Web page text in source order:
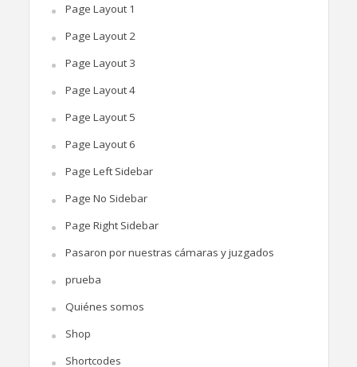
Page Layout 1
Page Layout 2
Page Layout 3
Page Layout 4
Page Layout 5
Page Layout 6
Page Left Sidebar
Page No Sidebar
Page Right Sidebar
Pasaron por nuestras cámaras y juzgados
prueba
Quiénes somos
Shop
Shortcodes